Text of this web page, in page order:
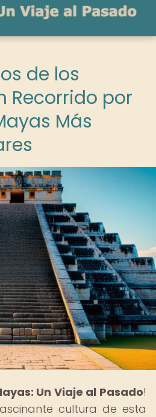
de los
Recorrido por
Más
Un Viaje al Pasado!
cultura de esta